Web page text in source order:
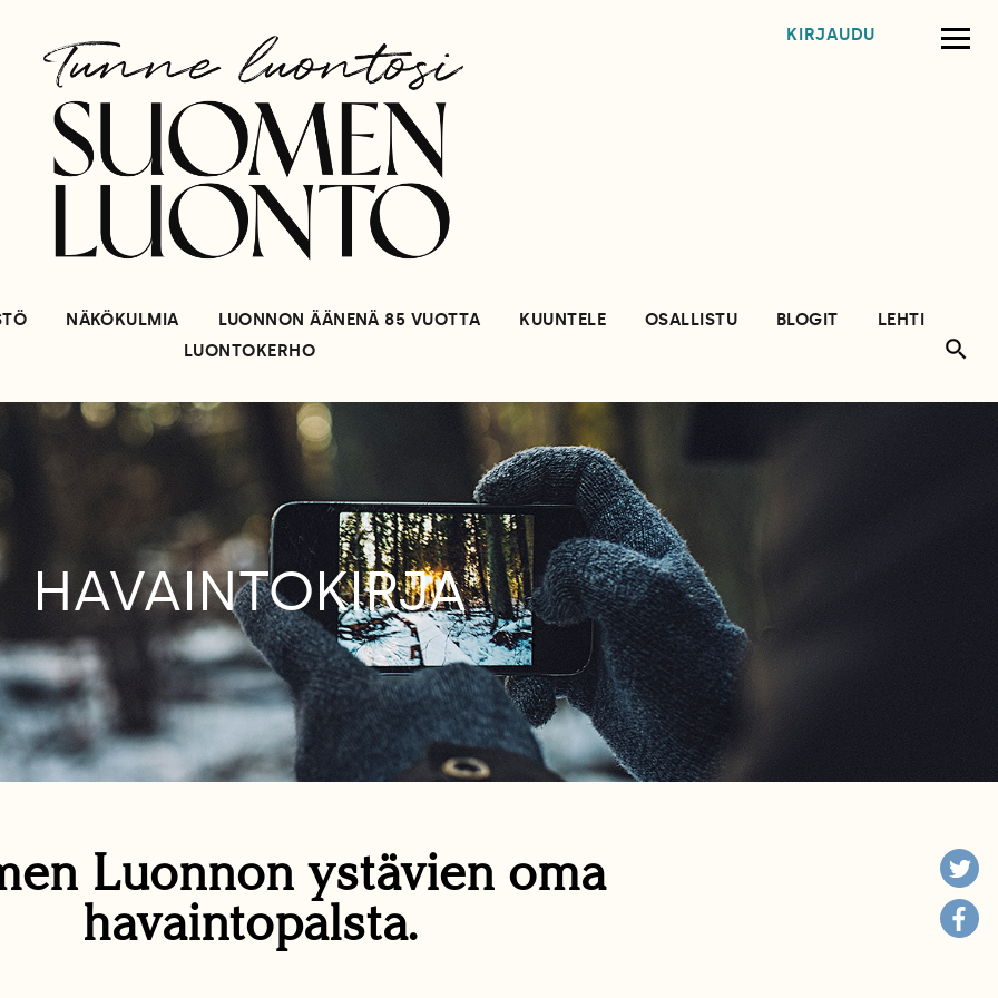
KIRJAUDU
NÄKÖKULMIA LUONNON ÄÄNENÄ 85 VUOTTA KUUNTELE OSALLISTU BLOGIT
LEHTI
LUONTOKERHO
HAVAINTOKIRJA
Luonnon ystävien oma
havaintopalsta.